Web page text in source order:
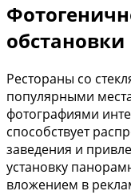
обстановки
Рестораны со
популярными
фотографиями
способствует
заведения и
установку
вложением в